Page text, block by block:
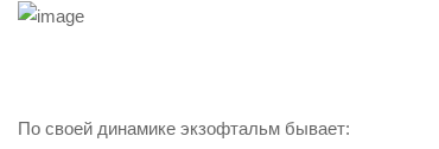
По своей динамике экзофтальм бывает: